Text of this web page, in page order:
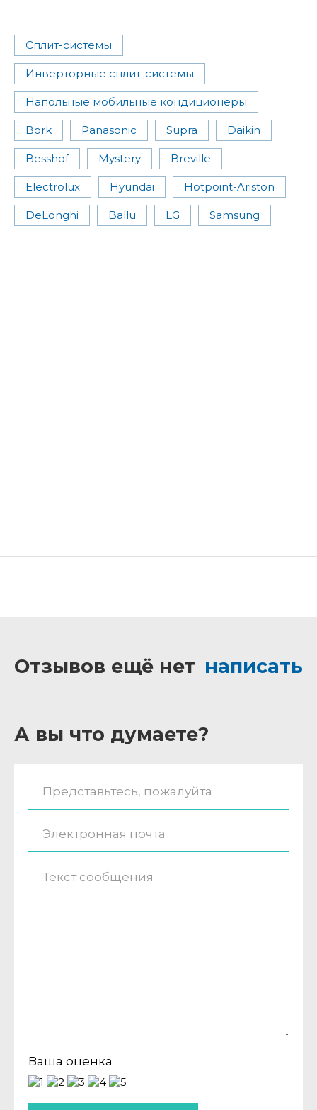
Сплит-системы
Инверторные сплит-системы
Напольные мобильные кондиционеры
Bork Panasonic Supra Daikin
Besshof Mystery Breville
Electrolux Hyundai Hotpoint-Ariston
DeLonghi Ballu LG Samsung
Отзывов ещё нет написать
А вы что думаете?
Ваша оценка